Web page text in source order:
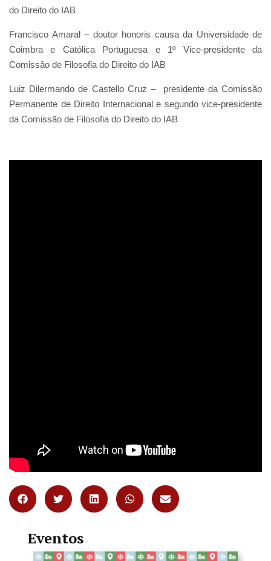
do Direito do IAB
Francisco Amaral – doutor honoris causa da Universidade de
Coimbra e Católica Portuguesa e 1º Vice-presidente da
Comissão de Filosofia do Direito do IAB
Luiz Dilermando de Castello Cruz – presidente da Comissão
Permanente de Direito Internacional e segundo vice-presidente
da Comissão de Filosofia do Direito do IAB
Eventos